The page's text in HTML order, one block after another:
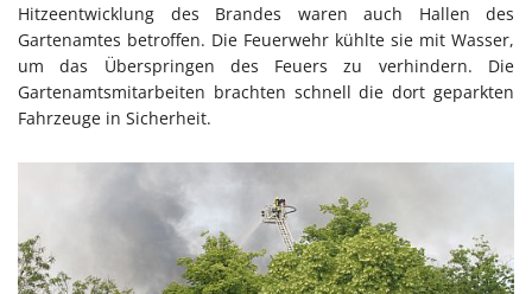
Hitzeentwicklung des Brandes waren auch Hallen des
Gartenamtes betroffen. Die Feuerwehr kühlte sie mit Wasser,
um das Überspringen des Feuers zu verhindern. Die
Gartenamtsmitarbeiten brachten schnell die dort geparkten
Fahrzeuge in Sicherheit.